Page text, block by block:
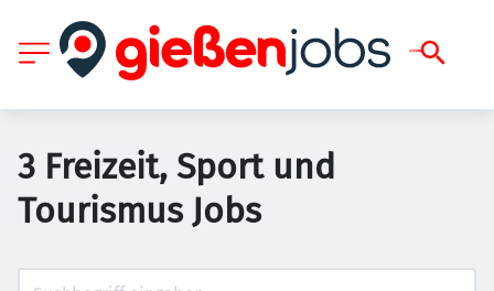
3 Freizeit, Sport und
Tourismus Jobs